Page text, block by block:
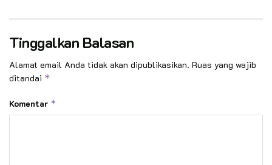
Tinggalkan Balasan
Alamat email Anda tidak akan dipublikasikan. Ruas yang wajib
ditandai *
Komentar *